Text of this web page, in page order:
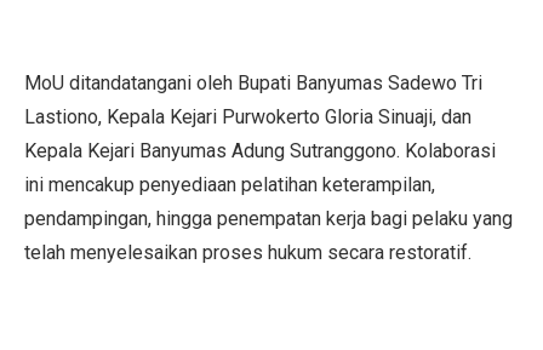
MoU ditandatangani oleh Bupati Banyumas Sadewo Tri
Lastiono, Kepala Kejari Purwokerto Gloria Sinuaji, dan
Kepala Kejari Banyumas Adung Sutranggono. Kolaborasi
ini mencakup penyediaan pelatihan keterampilan,
pendampingan, hingga penempatan kerja bagi pelaku yang
telah menyelesaikan proses hukum secara restoratif.